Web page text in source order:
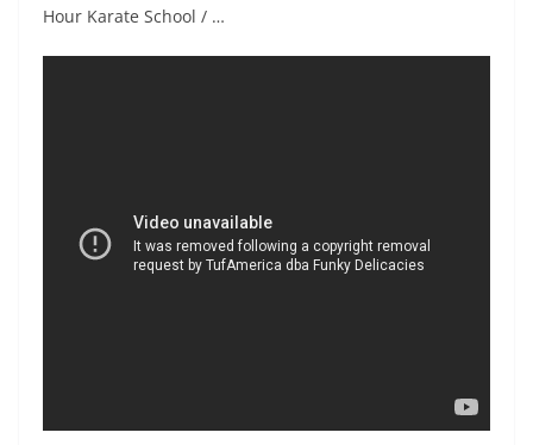
Hour Karate School / …